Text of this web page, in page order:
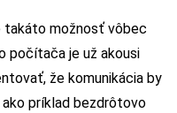
takáto možnosť vôbec
počítača je už akousi
že komunikácia by
príklad bezdrôtovo